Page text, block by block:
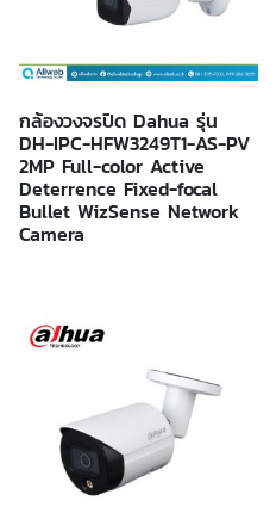
กล้องวงจรปิด Dahua รุ่น
DH-IPC-HFW3249T1-AS-PV
2MP Full-color Active
Deterrence Fixed-focal
Bullet WizSense Network
Camera